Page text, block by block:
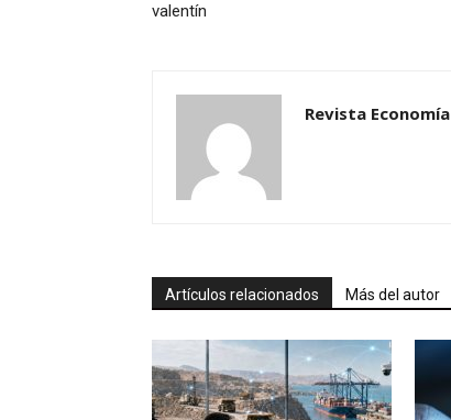
valentín
Revista Economía
Artículos relacionados Más del autor